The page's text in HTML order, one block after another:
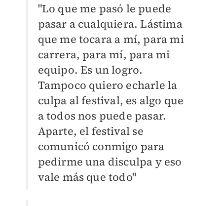
"Lo que me pasó le puede
pasar a cualquiera. Lástima
que me tocara a mí, para mi
carrera, para mí, para mi
equipo. Es un logro.
Tampoco quiero echarle la
culpa al festival, es algo que
a todos nos puede pasar.
Aparte, el festival se
comunicó conmigo para
pedirme una disculpa y eso
vale más que todo"